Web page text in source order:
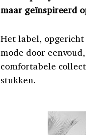
maar geïnspireerd
Het label,
mode door
comfortabele
stukken.